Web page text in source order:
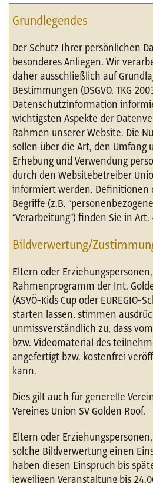
Grundlegendes
Der Schutz Ihrer persönlichen
besonderes Anliegen. Wir
daher ausschließlich auf
Bestimmungen (DSGVO, TKG
Datenschutzinformation
wichtigsten Aspekte der
Rahmen unserer Website. Die
sollen über die Art, den Umfang
Erhebung und Verwendung
durch den Websitebetreiber
informiert werden. Definitionen
Begriffe (z.B.
“Verarbeitung”) finden Sie in Art.
Bildverwertung/
Eltern oder
Rahmenprogramm der Int.
(ASVÖ-Kids Cup oder EUREGIO-
starten lassen, stimmen
unmissverständlich zu, dass
bzw. Videomaterial des
angefertigt bzw. kostenfrei
kann.
Dies gilt auch für generelle
Vereines Union SV Golden Roof.
Eltern oder
solche Bildverwertung einen
haben diesen Einspruch bis
jeweiligen Veranstaltung bis